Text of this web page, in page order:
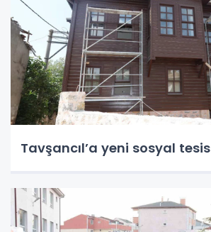
Tavşancıl’a yeni sosyal tesis